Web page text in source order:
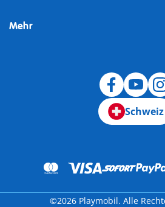
Mehr
Schweiz
©2026 Playmobil. Alle